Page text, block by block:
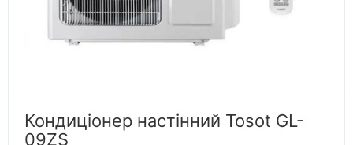
Кондиціонер настінний Tosot GL-
09ZS